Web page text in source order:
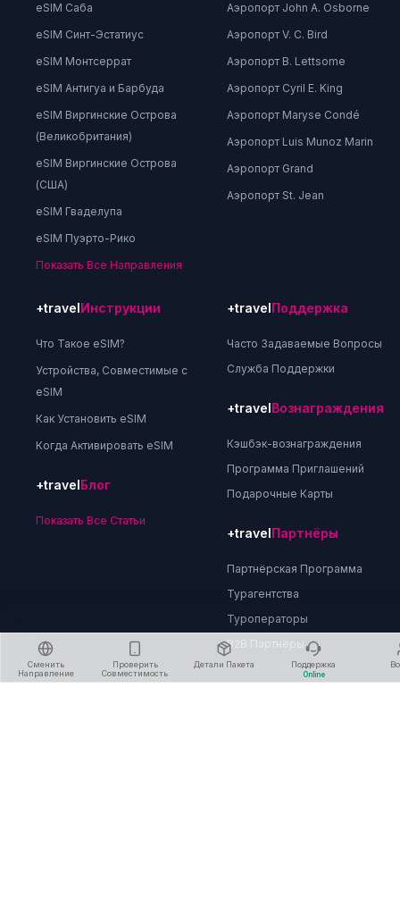
eSIM Саба
eSIM Синт-Эстатиус
eSIM Монтсеррат
eSIM Антигуа и Барбуда
eSIM Виргинские Острова
(Великобритания)
eSIM Виргинские Острова
(США)
eSIM Гваделупа
eSIM Пуэрто-Рико
Показать Все Направления
Аэропорт John A. Osborne
Аэропорт V. C. Bird
Аэропорт B. Lettsome
Аэропорт Cyril E. King
Аэропорт Maryse Condé
Аэропорт Luis Munoz Marin
Аэропорт Grand
Аэропорт St. Jean
+travelИнструкции
Что Такое eSIM?
Устройства, Совместимые с
eSIM
Как Установить eSIM
Когда Активировать eSIM
+travelБлог
Показать Все Статьи
+travelПоддержка
Часто Задаваемые Вопросы
Служба Поддержки
+travelВознаграждения
Кэшбэк-вознаграждения
Программа Приглашений
Подарочные Карты
+travelПартнёры
Партнёрская Программа
Турагентства
Туроператоры
B2B Партнёры
Сменить
Направление
Проверить
Совместимость
Детали Пакета Поддержка
Online